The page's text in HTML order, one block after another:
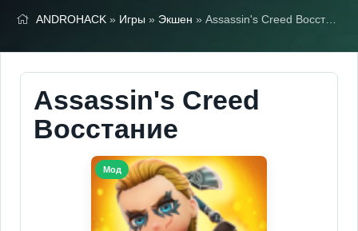
ANDROHACK » Игры » Экшен » Assassin's Creed Восстание (Мод, Бессмертие, Unlocked)
Assassin's Creed
Восстание
Мод